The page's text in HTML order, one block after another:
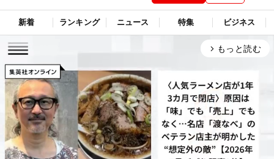
新着 ランキング ニュース 特集 ビジネス
arrow_forward_ios もっと読む